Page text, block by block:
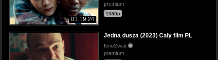
01:19:24
premium
1080p
Jedna dusza (2023) Cały film PL
KinoSwiat
premium